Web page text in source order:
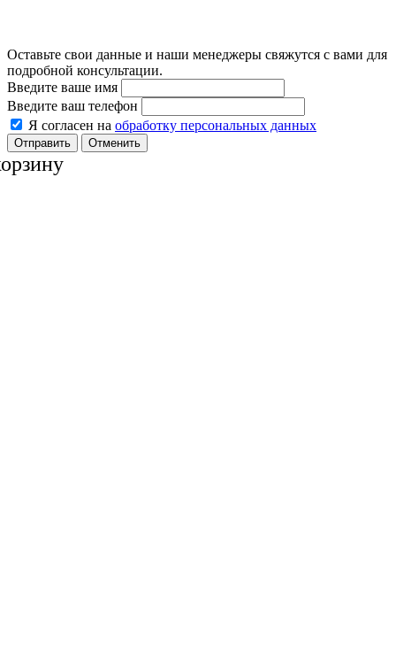
Оставьте свои данные и наши менеджеры свяжутся с вами для
подробной консультации.
Введите ваше имя
Введите ваш телефон
Я согласен на обработку персональных данных
Отменить